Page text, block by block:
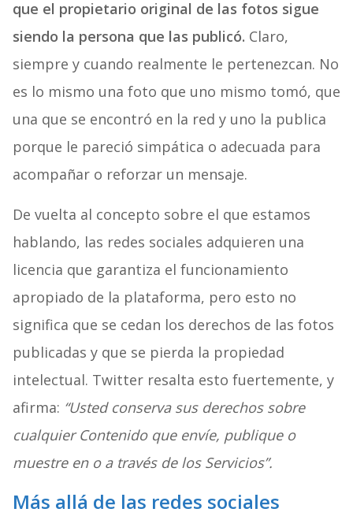
que el propietario original de las fotos sigue
siendo la persona que las publicó. Claro,
siempre y cuando realmente le pertenezcan. No
es lo mismo una foto que uno mismo tomó, que
una que se encontró en la red y uno la publica
porque le pareció simpática o adecuada para
acompañar o reforzar un mensaje.
De vuelta al concepto sobre el que estamos
hablando, las redes sociales adquieren una
licencia que garantiza el funcionamiento
apropiado de la plataforma, pero esto no
significa que se cedan los derechos de las fotos
publicadas y que se pierda la propiedad
intelectual. Twitter resalta esto fuertemente, y
afirma: “Usted conserva sus derechos sobre
cualquier Contenido que envíe, publique o
muestre en o a través de los Servicios”.
Más allá de las redes sociales